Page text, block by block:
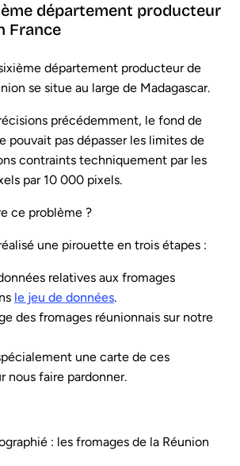
département producteur
France
département producteur de
se situe au large de Madagascar.
précédemment, le fond de
pouvait pas dépasser les limites de
contraints techniquement par les
par 10 000 pixels.
ce problème ?
une pirouette en trois étapes :
relatives aux fromages
le jeu de données.
des fromages réunionnais sur notre
une carte de ces
nous faire pardonner.